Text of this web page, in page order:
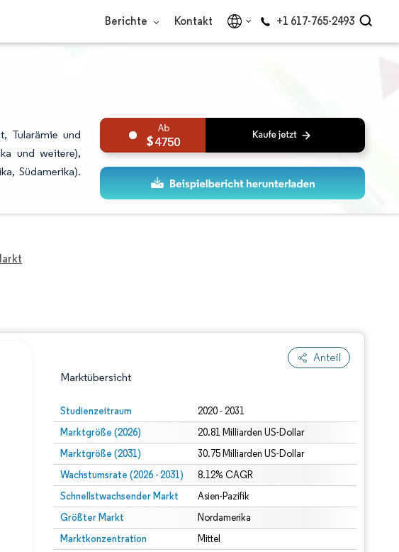
Berichte Kontakt +1 617-765-2493
Tularämie und
und weitere),
Südamerika).
4750
Anteil
Marktübersicht
Studienzeitraum 2020 - 2031
Marktgröße (2026) 20.81 Milliarden US-Dollar
Marktgröße (2031) 30.75 Milliarden US-Dollar
Wachstumsrate (2026 - 2031) 8.12% CAGR
Schnellstwachsender Markt Asien-Pazifik
Größter Markt Nordamerika
Marktkonzentration Mittel
erfordert Namensnennung gemäß CC BY 4.0.